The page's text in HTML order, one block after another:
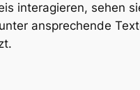
interagieren, sehen
ansprechende